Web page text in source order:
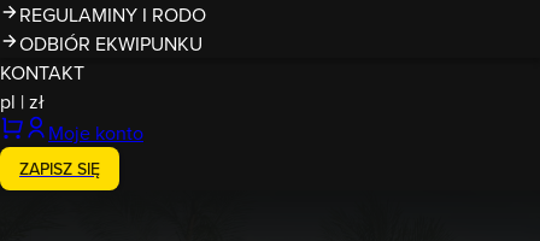
REGULAMINY I RODO
ODBIÓR EKWIPUNKU
KONTAKT
pl |zł
Moje konto
ZAPISZ SIĘ